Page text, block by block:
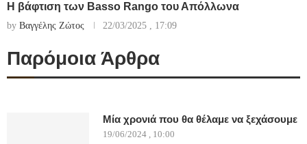
Η βάφτιση των Basso Rango του Απόλλωνα
by Βαγγέλης Ζώτος 22/03/2025 , 17:09
Παρόμοια Άρθρα
Μία χρονιά που θα θέλαμε να ξεχάσουμε
19/06/2024 , 10:00